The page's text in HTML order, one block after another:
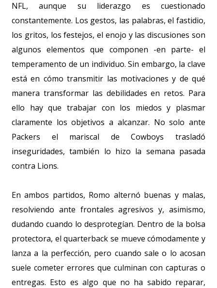
NFL, aunque su liderazgo es cuestionado
constantemente. Los gestos, las palabras, el fastidio,
los gritos, los festejos, el enojo y las discusiones son
algunos elementos que componen -en parte- el
temperamento de un individuo. Sin embargo, la clave
está en cómo transmitir las motivaciones y de qué
manera transformar las debilidades en retos. Para
ello hay que trabajar con los miedos y plasmar
claramente los objetivos a alcanzar. No solo ante
Packers el mariscal de Cowboys trasladó
inseguridades, también lo hizo la semana pasada
contra Lions.
En ambos partidos, Romo alternó buenas y malas,
resolviendo ante frontales agresivos y, asimismo,
dudando cuando lo desprotegían. Dentro de la bolsa
protectora, el quarterback se mueve cómodamente y
lanza a la perfección, pero cuando sale o lo acosan
suele cometer errores que culminan con capturas o
entregas. Esto es algo que no ha sabido reparar,